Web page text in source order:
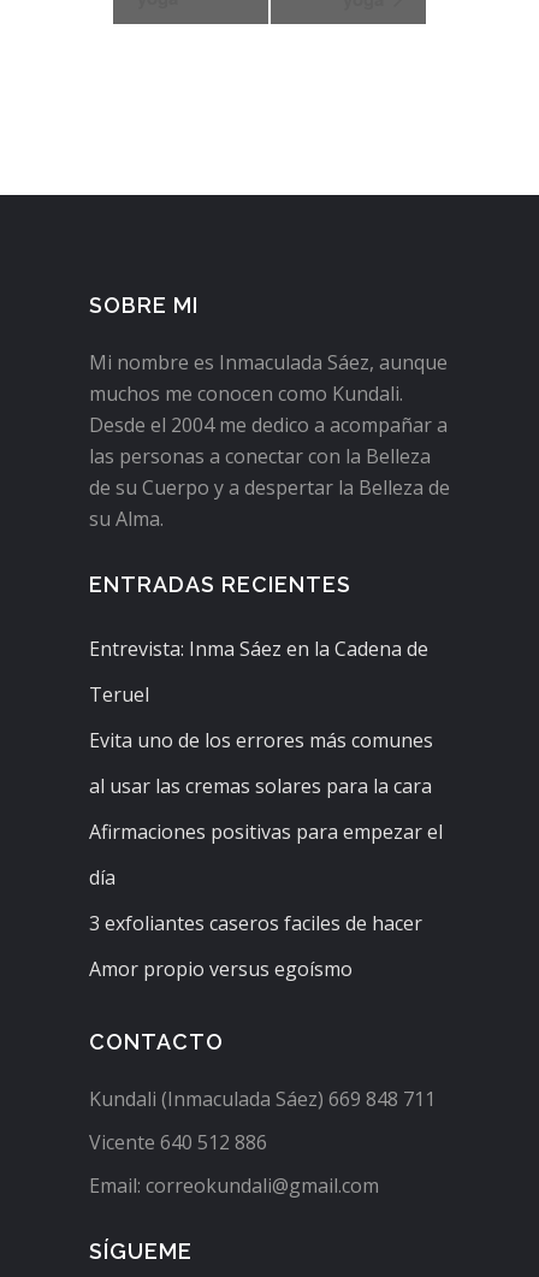
SOBRE MI
Mi nombre es Inmaculada Sáez, aunque
muchos me conocen como Kundali.
Desde el 2004 me dedico a acompañar a
las personas a conectar con la Belleza
de su Cuerpo y a despertar la Belleza de
su Alma.
ENTRADAS RECIENTES
Entrevista: Inma Sáez en la Cadena de
Teruel
Evita uno de los errores más comunes
al usar las cremas solares para la cara
Afirmaciones positivas para empezar el
día
3 exfoliantes caseros faciles de hacer
Amor propio versus egoísmo
CONTACTO
Kundali (Inmaculada Sáez) 669 848 711
Vicente 640 512 886
Email: correokundali@gmail.com
SÍGUEME